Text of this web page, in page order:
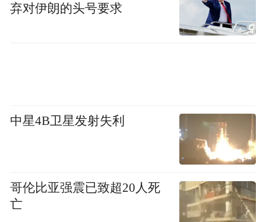
弃对伊朗的头号要求
中星4B卫星发射失利
哥伦比亚强震已致超20人死
亡